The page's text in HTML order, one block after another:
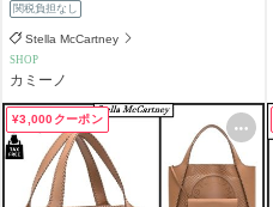
関税負担なし
Stella McCartney
SHOP
カミーノ
¥3,000クーポン